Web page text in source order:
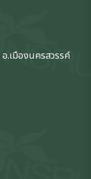
อ.เมืองนครสวรรค์